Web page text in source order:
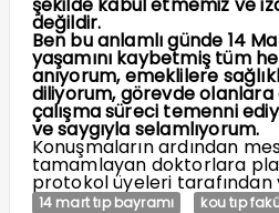
değildir.
Ben bu anlamlı günde 14
yaşamını kaybetmiş tüm
anıyorum, emeklilere
diliyorum, görevde olanlara
çalışma süreci temenni
ve saygıyla selamlıyorum.
Konuşmaların ardından
tamamlayan doktorlara
protokol üyeleri tarafından
14 mart tıp bayramı kou tıp